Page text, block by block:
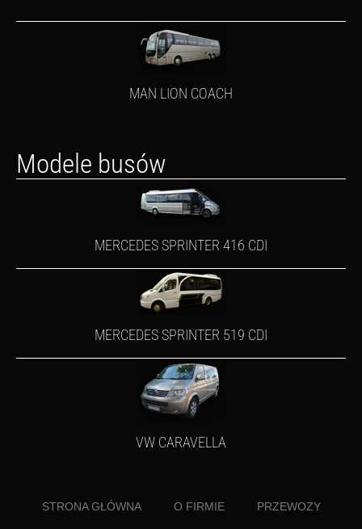
MAN LION COACH
Modele busów
MERCEDES SPRINTER 416 CDI
MERCEDES SPRINTER 519 CDI
VW CARAVELLA
STRONA GŁÓWNA O FIRMIE PRZEWOZY